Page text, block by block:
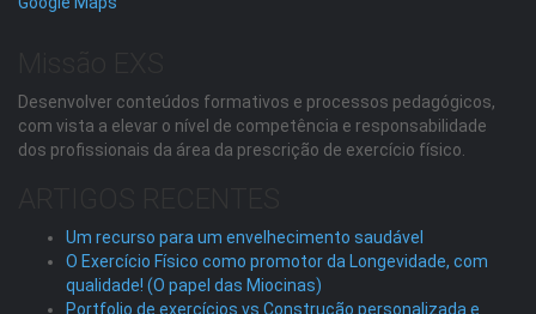
Desenvolver conteúdos formativos e processos pedagógicos,
com vista a elevar o nível de competência e responsabilidade
dos profissionais da área da prescrição de exercício físico.
Um recurso para um envelhecimento saudável
O Exercício Físico como promotor da Longevidade, com
qualidade! (O papel das Miocinas)
Portfolio de exercícios vs Construção personalizada e